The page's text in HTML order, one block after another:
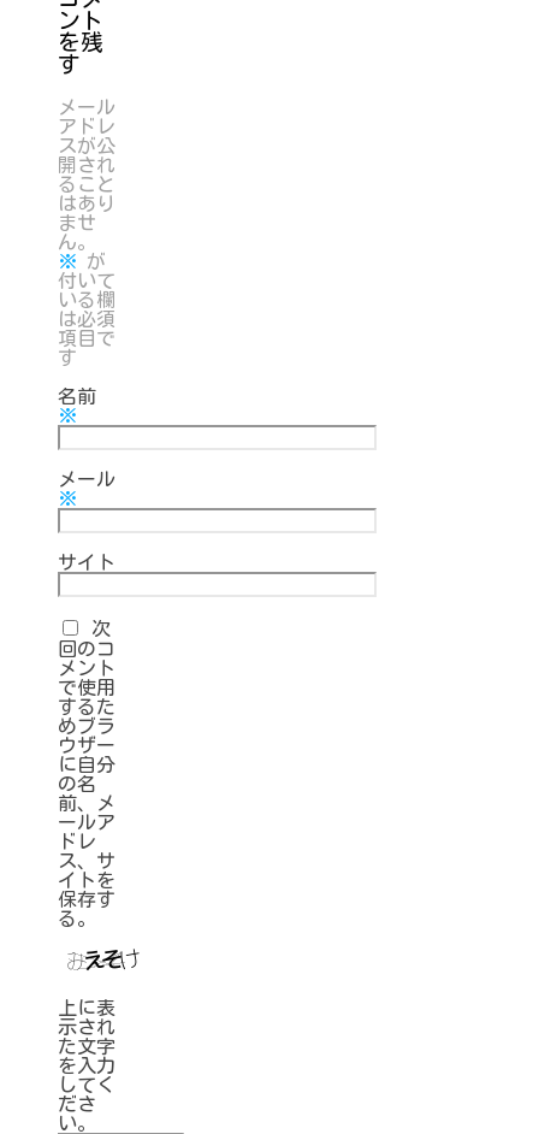
ント
を残
す
メール
アドレ
スが公
開され
ること
はあり
ませ
ん。
※ が
付いて
いる欄
は必須
項目で
す
名前
※
メール
※
サイト
次
回のコ
メント
で使用
するた
めブラ
ウザー
に自分
の名
前、メ
ールア
ドレ
ス、サ
イトを
保存す
る。
上に表
示され
た文字
を入力
してく
ださ
い。